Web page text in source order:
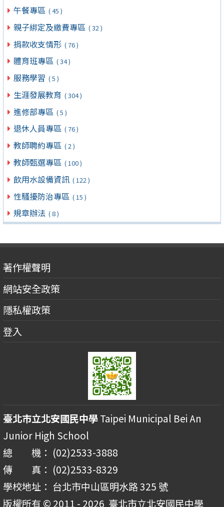
午餐專區 ( 45 )
親子綁定及繳費專區 ( 32 )
捐款收支情形 ( 76 )
體育班專區 ( 34 )
服務學習 ( 5 )
生涯發展教育 ( 304 )
進修部專區 ( 5 )
退休人員專區 ( 76 )
教師聘約專區 ( 2 )
教師甄選專區 ( 100 )
飲用水設備資訊 ( 122 )
性騷擾防治專區 ( 15 )
規章辦法 ( 8 )
著作權聲明
網站安全政策
隱私權政策
登入
臺北市立北安國民中學Taipei Municipal Bei An
Junior High School
總 機： (02)2533-3888
傳 真： (02)2533-8329
學校地址： 台北市中山區明水路 325 號
版權所有 © 2011 - 2026 臺北市立北安國民中學